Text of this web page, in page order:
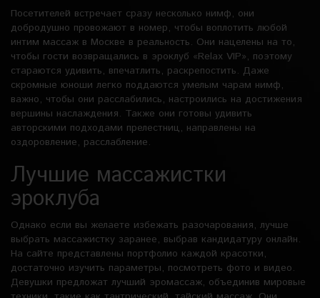
Посетителей встречает сразу несколько нимф, они
добродушно провожают в номер, чтобы воплотить любой
интим массаж в Москве в реальность. Они нацелены на то,
чтобы гости возвращались в эроклуб «Relax VIP», поэтому
стараются удивить, впечатлить, раскрепостить. Даже
скромные юноши легко поддаются умелым чарам нимф,
важно, чтобы они расслабились, настроились на достижения
вершины наслаждения. Также они готовы удивить
авторскими подходами прелестниц, направлены на
оздоровление, расслабление.
Лучшие массажистки
эроклуба
Однако если вы желаете избежать разочарования, лучше
выбрать массажистку заранее, выбрав кандидатуру онлайн.
На сайте представлены портфолио каждой красотки,
достаточно изучить параметры, посмотреть фото и видео.
Девушки предложат лучший эромассаж, объединив мировые